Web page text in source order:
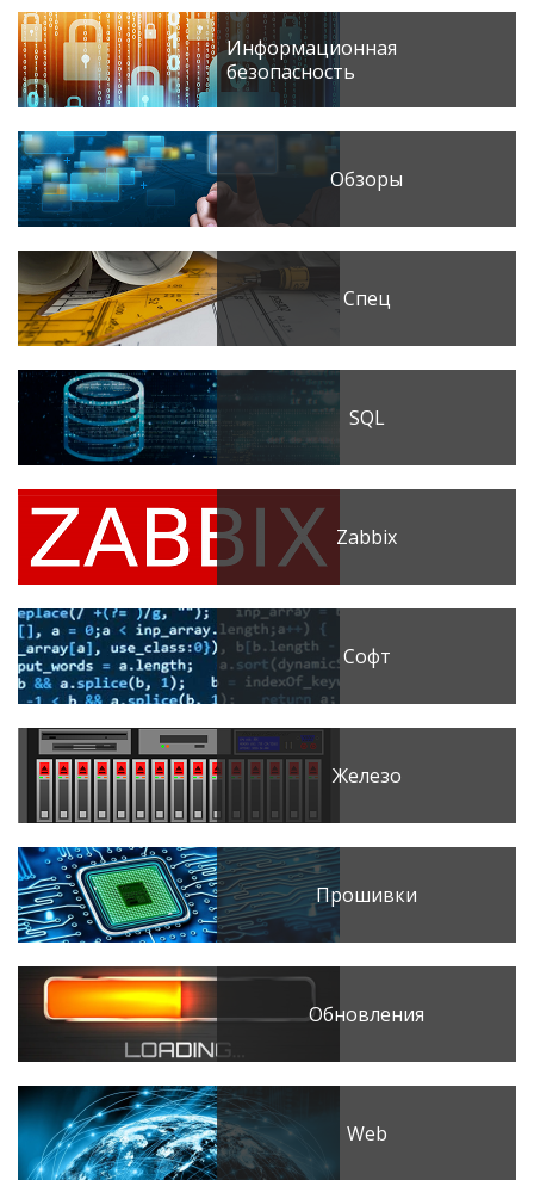
Информационная
безопасность
Обзоры
Спец
SQL
Zabbix
Софт
Железо
Прошивки
Обновления
Web